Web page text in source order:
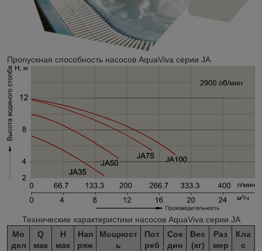
Пропускная способность насосов AquaViva серии JA
Технические характеристики насосов AquaViva серии JA
Мо
дел
Q
мак
H
мак
Нап
ряж
Мощност
ь
Пот
реб
Сое
дин
Вес
(кг)
Раз
мер
Кла
с